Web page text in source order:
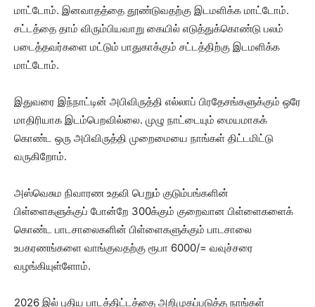
மாட்டோம். இனவாதத்தை தூண்டுவதற்கு இடமளிக்க மாட்டோம்.
சட்டத்தை தாம் விரும்பியவாறு கையில் எடுத்துக்கொண்டு பலம்
படைத்தவர்களை மட்டும் பாதுகாக்கும் சட்டத்திற்கு இடமளிக்க
மாட்டோம்.
இதுவரை இந்நாட்டின் அபிவிருத்தி எல்லாப் பிரதேசங்களுக்கும் ஒரே
மாதிரியாக இடம்பெறவில்லை. முழு நாட்டையும் மையமாகக்
கொண்ட ஒரு அபிவிருத்தி முறைமையை நாங்கள் திட்டமிட்டு
வருகிறோம்.
அஸ்வெசும நிவாரண உதவி பெறும் குடும்பங்களின்
பிள்ளைகளுக்குப் போன்றே 300க்கும் குறைவான பிள்ளைகளைக்
கொண்ட பாடசாலைகளின் பிள்ளைகளுக்கும் பாடசாலை
உபகரணங்களை வாங்குவதற்கு ரூபா 6000/= வவுச்சரை
வழங்கியுள்ளோம்.
2026 இல் புதிய பாடத்திட்டத்தை அறிமுகப்படுத்த நாங்கள்